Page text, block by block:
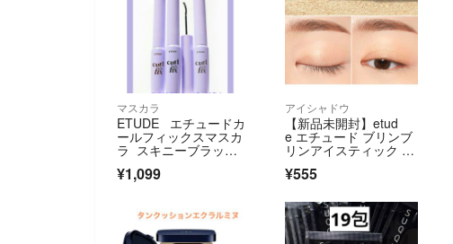
マスカラ
ETUDE エチュードカ
ールフィックスマスカ
ラ スキニーブラック
¥1,099
アイシャドウ
【新品未開封】etud
e エチュード ブリンブ
リンアイスティック 0
ウ 涙袋メイク ベージ
¥555